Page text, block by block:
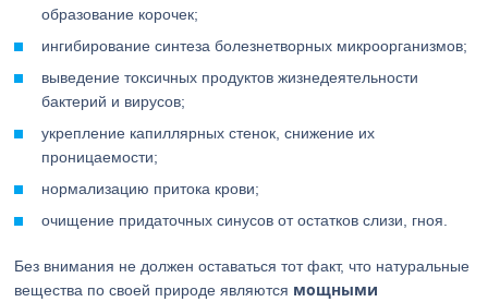
образование корочек;
ингибирование синтеза болезнетворных микроорганизмов;
выведение токсичных продуктов жизнедеятельности
бактерий и вирусов;
укрепление капиллярных стенок, снижение их
проницаемости;
нормализацию притока крови;
очищение придаточных синусов от остатков слизи, гноя.
Без внимания не должен оставаться тот факт, что натуральные
вещества по своей природе являются мощными